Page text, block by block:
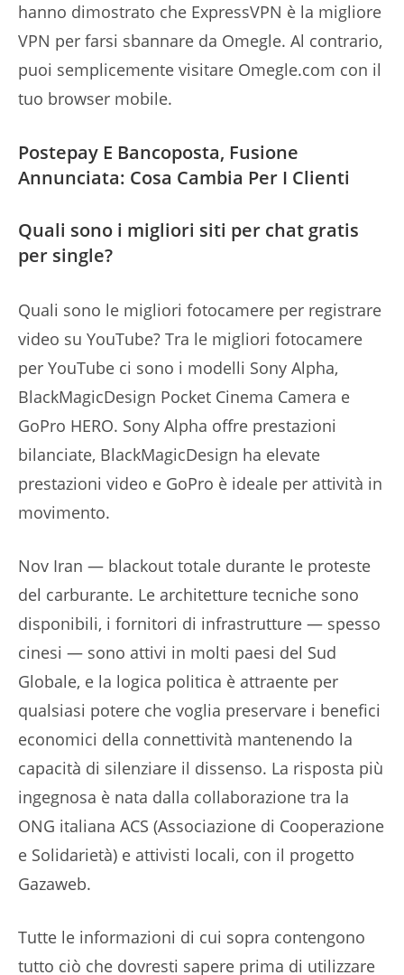
hanno dimostrato che ExpressVPN è la migliore
VPN per farsi sbannare da Omegle. Al contrario,
puoi semplicemente visitare Omegle.com con il
tuo browser mobile.
Postepay E Bancoposta, Fusione
Annunciata: Cosa Cambia Per I Clienti
Quali sono i migliori siti per chat gratis
per single?
Quali sono le migliori fotocamere per registrare
video su YouTube? Tra le migliori fotocamere
per YouTube ci sono i modelli Sony Alpha,
BlackMagicDesign Pocket Cinema Camera e
GoPro HERO. Sony Alpha offre prestazioni
bilanciate, BlackMagicDesign ha elevate
prestazioni video e GoPro è ideale per attività in
movimento.
Nov Iran — blackout totale durante le proteste
del carburante. Le architetture tecniche sono
disponibili, i fornitori di infrastrutture — spesso
cinesi — sono attivi in molti paesi del Sud
Globale, e la logica politica è attraente per
qualsiasi potere che voglia preservare i benefici
economici della connettività mantenendo la
capacità di silenziare il dissenso. La risposta più
ingegnosa è nata dalla collaborazione tra la
ONG italiana ACS (Associazione di Cooperazione
e Solidarietà) e attivisti locali, con il progetto
Gazaweb.
Tutte le informazioni di cui sopra contengono
tutto ciò che dovresti sapere prima di utilizzare